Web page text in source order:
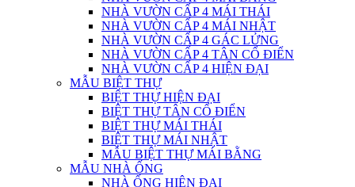
NHÀ VƯỜN CẤP 4 MÁI THÁI
NHÀ VƯỜN CẤP 4 MÁI NHẬT
NHÀ VƯỜN CẤP 4 GÁC LỬNG
NHÀ VƯỜN CẤP 4 TÂN CỔ ĐIỂN
NHÀ VƯỜN CẤP 4 HIỆN ĐẠI
MẪU BIỆT THỰ
BIỆT THỰ HIỆN ĐẠI
BIỆT THỰ TÂN CỔ ĐIỂN
BIỆT THỰ MÁI THÁI
BIỆT THỰ MÁI NHẬT
MẪU BIỆT THỰ MÁI BẰNG
MẪU NHÀ ỐNG
NHÀ ỐNG HIỆN ĐẠI